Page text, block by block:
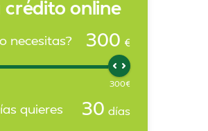
crédito online
necesitas? 300 €
300€
quieres
30 días